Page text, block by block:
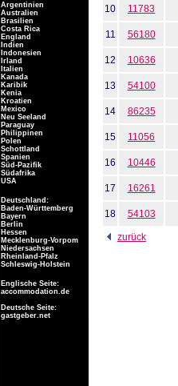
10
11783
11
56180
12
10636
13
54100
14
86235
15
11056
16
10446
17
16261
18
54103
zurück
Argentinien
Australien
Brasilien
Costa Rica
England
Indien
Indonesien
Irland
Italien
Kanada
Karibik
Kenia
Kroatien
Mexico
Neu Seeland
Paraguay
Philippinen
Polen
Schottland
Spanien
Süd-Pazifik
Südafrika
USA
Deutschland:
Baden-Württemberg
Bayern
Berlin
Hessen
Mecklenburg-Vorpom
Niedersachsen
Rheinland-Pfalz
Schleswig-Holstein
Englische Seite:
accommodation.de
Deutsche Seite:
gastgeber.net